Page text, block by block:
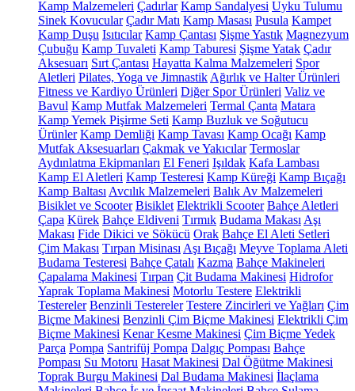
Kamp Malzemeleri Çadırlar Kamp Sandalyesi Uyku Tulumu
Sinek Kovucular Çadır Matı Kamp Masası Pusula Kampet
Kamp Duşu Isıtıcılar Kamp Çantası Şişme Yastık Magnezyum
Çubuğu Kamp Tuvaleti Kamp Taburesi Şişme Yatak Çadır
Aksesuarı Sırt Çantası Hayatta Kalma Malzemeleri Spor
Aletleri Pilates, Yoga ve Jimnastik Ağırlık ve Halter Ürünleri
Fitness ve Kardiyo Ürünleri Diğer Spor Ürünleri Valiz ve
Bavul Kamp Mutfak Malzemeleri Termal Çanta Matara
Kamp Yemek Pişirme Seti Kamp Buzluk ve Soğutucu
Ürünler Kamp Demliği Kamp Tavası Kamp Ocağı Kamp
Mutfak Aksesuarları Çakmak ve Yakıcılar Termoslar
Aydınlatma Ekipmanları El Feneri Işıldak Kafa Lambası
Kamp El Aletleri Kamp Testeresi Kamp Küreği Kamp Bıçağı
Kamp Baltası Avcılık Malzemeleri Balık Av Malzemeleri
Bisiklet ve Scooter Bisiklet Elektrikli Scooter Bahçe Aletleri
Çapa Kürek Bahçe Eldiveni Tırmık Budama Makası Aşı
Makası Fide Dikici ve Sökücü Orak Bahçe El Aleti Setleri
Çim Makası Tırpan Misinası Aşı Bıçağı Meyve Toplama Aleti
Budama Testeresi Bahçe Çatalı Kazma Bahçe Makineleri
Çapalama Makinesi Tırpan Çit Budama Makinesi Hidrofor
Yaprak Toplama Makinesi Motorlu Testere Elektrikli
Testereler Benzinli Testereler Testere Zincirleri ve Yağları Çim
Biçme Makinesi Benzinli Çim Biçme Makinesi Elektrikli Çim
Biçme Makinesi Kenar Kesme Makinesi Çim Biçme Yedek
Parça Pompa Santrifüj Pompa Dalgıç Pompası Bahçe
Pompası Su Motoru Hasat Makinesi Dal Öğütme Makinesi
Toprak Burgu Makinesi Dal Budama Makinesi İlaçlama